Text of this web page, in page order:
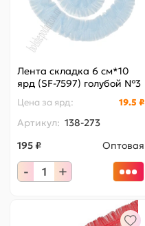
Лента складка 6 см*10
ярд (SF-7597) голубой №3
Цена за ярд: 19.5 ₽
Артикул: 138-273
195 ₽
Оптовая
- +